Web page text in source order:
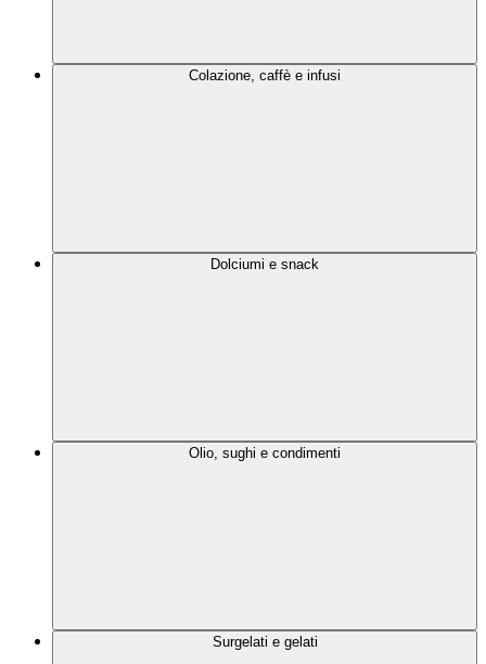
Colazione, caffè e infusi
Dolciumi e snack
Olio, sughi e condimenti
Surgelati e gelati